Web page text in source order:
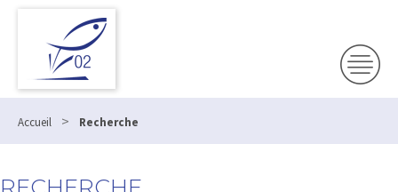
Accueil > Recherche
RECHERCHE